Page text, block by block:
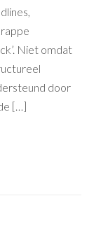
Niet omdat
door
[…]